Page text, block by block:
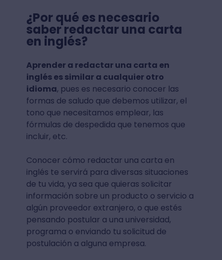
¿Por qué es necesario
saber redactar una carta
en inglés?
Aprender a redactar una carta en
inglés es similar a cualquier otro
idioma, pues es necesario conocer las
formas de saludo que debemos utilizar, el
tono que necesitamos emplear, las
fórmulas de despedida que tenemos que
incluir, etc.
Conocer cómo redactar una carta en
inglés te servirá para diversas situaciones
de tu vida, ya sea que quieras solicitar
información sobre un producto o servicio a
algún proveedor extranjero, o que estés
pensando postular a una universidad,
programa o enviando tu solicitud de
postulación a alguna empresa.